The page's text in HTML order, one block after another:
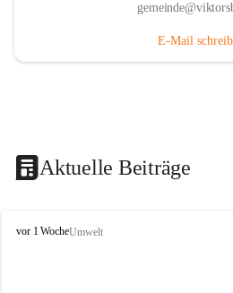
E-Mail
Aktuelle Beiträge
V
vor 1 WocheUmwelt